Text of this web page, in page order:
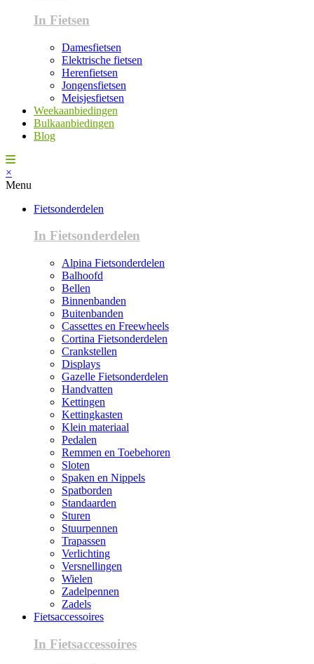
In Fietsen
Damesfietsen
Elektrische fietsen
Herenfietsen
Jongensfietsen
Meisjesfietsen
Weekaanbiedingen
Bulkaanbiedingen
Blog
×
Menu
Fietsonderdelen
In Fietsonderdelen
Alpina Fietsonderdelen
Balhoofd
Bellen
Binnenbanden
Buitenbanden
Cassettes en Freewheels
Cortina Fietsonderdelen
Crankstellen
Displays
Gazelle Fietsonderdelen
Handvatten
Kettingen
Kettingkasten
Klein materiaal
Pedalen
Remmen en Toebehoren
Sloten
Spaken en Nippels
Spatborden
Standaarden
Sturen
Stuurpennen
Trapassen
Verlichting
Versnellingen
Wielen
Zadelpennen
Zadels
Fietsaccessoires
In Fietsaccessoires